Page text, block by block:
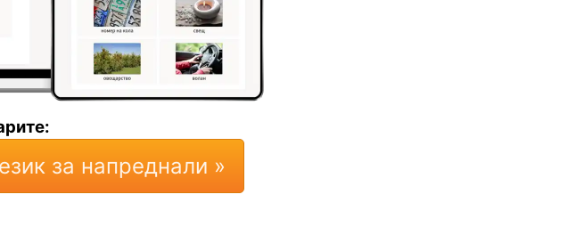
за напреднали »